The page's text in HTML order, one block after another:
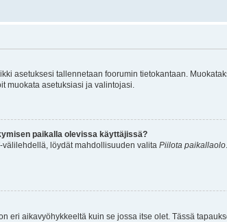
asetuksesi tallennetaan foorumin tietokantaan.
muokata asetuksiasi ja valintojasi.
paikalla olevissa käyttäjissä?
välilehdellä, löydät mahdollisuuden valita Piilota paikallaolo
eri aikavyöhykkeeltä kuin se jossa itse olet. Tässä